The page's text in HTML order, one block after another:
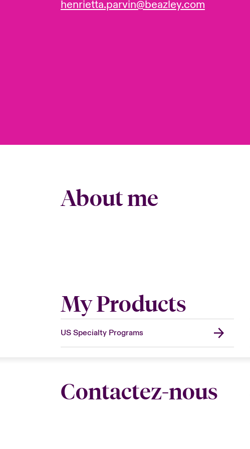
henrietta.parvin@beazley.com
About me
My Products
US Specialty Programs
Contactez-nous